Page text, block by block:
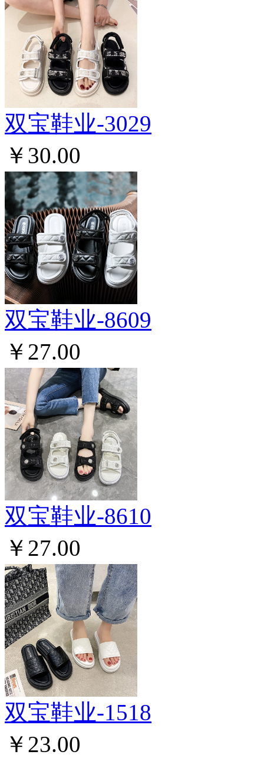
双宝鞋业-3029
￥30.00
双宝鞋业-8609
￥27.00
双宝鞋业-8610
￥27.00
双宝鞋业-1518
￥23.00